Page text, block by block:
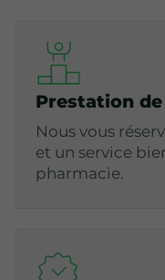
Prestation
Nous vous
et un service
pharmacie.